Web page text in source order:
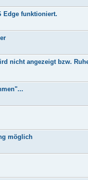
Edge funktioniert.
nicht angezeigt bzw.
möglich